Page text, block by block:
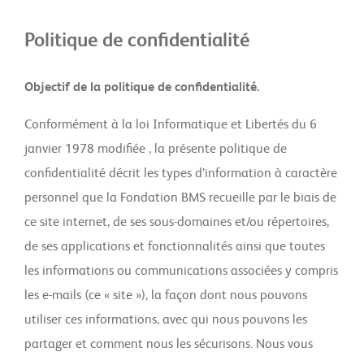
Politique de confidentialité
Objectif de la politique de confidentialité.
Conformément à la loi Informatique et Libertés du 6
janvier 1978 modifiée , la présente politique de
confidentialité décrit les types d’information à caractère
personnel que la Fondation BMS recueille par le biais de
ce site internet, de ses sous-domaines et/ou répertoires,
de ses applications et fonctionnalités ainsi que toutes
les informations ou communications associées y compris
les e-mails (ce « site »), la façon dont nous pouvons
utiliser ces informations, avec qui nous pouvons les
partager et comment nous les sécurisons. Nous vous